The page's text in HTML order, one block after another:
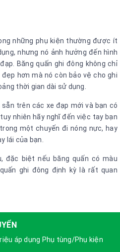
những phụ kiện thường được ít
nhưng nó ảnh hưởng đến hình
Băng quấn ghi đông không chỉ
hơn mà nó còn bảo vệ cho ghi
thời gian dài sử dụng.
trên các xe đạp mới và bạn có
nhiên hãy nghĩ đến việc tay bạn
một chuyến đi nóng nực, hay
lái của bạn.
đặc biệt nếu băng quấn có màu
ghi đông định kỳ là rất quan
áp dụng Phụ tùng/Phụ kiện